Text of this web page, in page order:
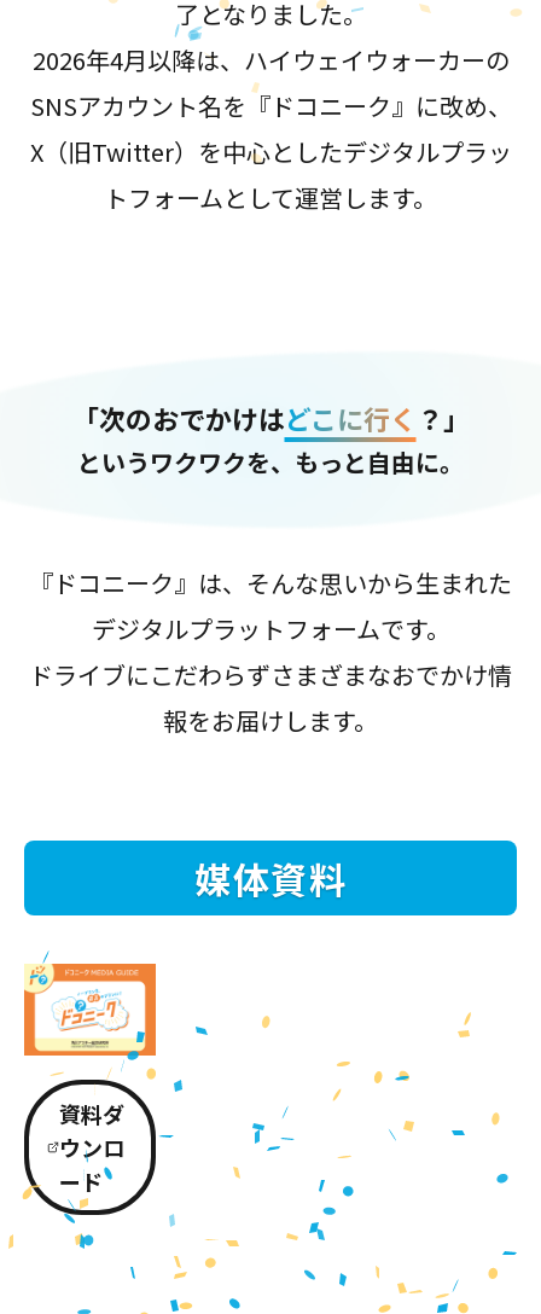
了となりました。
2026年4月以降は、ハイウェイウォーカーの
SNSアカウント名を『ドコニーク』に改め、
X（旧Twitter）を中心としたデジタルプラッ
トフォームとして運営します。
「次のおでかけはどこに行く ？」
というワクワクを、もっと自由に。
『ドコニーク』は、そんな思いから生まれた
デジタルプラットフォームです。
ドライブにこだわらずさまざまなおでかけ情
報をお届けします。
媒体資料
資料ダ
ウンロ
ード